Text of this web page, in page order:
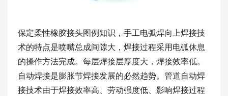
保定柔性橡胶接头图例知识，手工电弧焊向上焊接技
术的特点是喷嘴总成间隙大，焊接过程采用电弧休息
的操作方法完成。每层焊接层厚度大，焊接效率低。
自动焊接是膨胀节焊接发展的必然趋势。管道自动焊
接技术由于焊接效率高、劳动强度低、影响焊接过程